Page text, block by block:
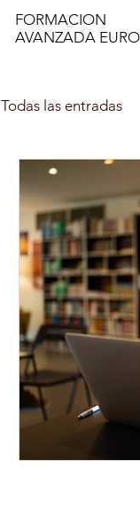
FORMACION
AVANZADA
Todas las entradas
DECORACIÓN
NUTRICION
Asesor de
PROFESOR
AUXILIAR DE